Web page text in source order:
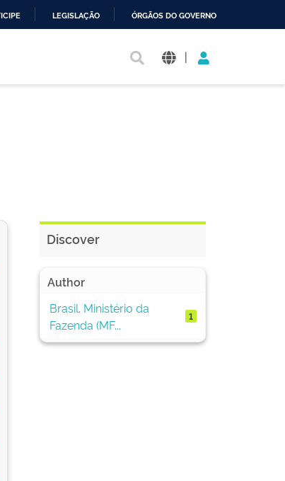
LEGISLAÇÃO ÓRGÃOS DO GOVERNO
|
Discover
Author
Brasil. Ministério da
Fazenda (MF...
1